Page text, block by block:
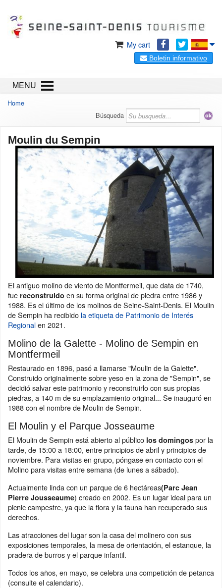
My cart
Boletin informativo
MENU
Home
Búsqueda
Moulin du Sempin
El antiguo molino de viento de Montfermeil, que data de 1740,
fue reconstruido en su forma original de piedra entre 1986 y
1988. Es el último de los molinos de Seine-Saint-Denis. El Moulin
de Sempin ha recibido la etiqueta de Patrimonio de Interés
Regionalen 2021.
Molino de la Galette - Molino de Sempin en
Montfermeil
Restaurado en 1896, pasó a llamarse "Moulin de la Galette".
Construido originalmente sobre yeso en la zona de "Sempin", se
decidió salvar este patrimonio y reconstruirlo con sus propias
piedras, a 140 m de su emplazamiento original... Se inauguró en
1988 con el nombre de Moulin de Sempin.
El Moulin y el Parque Josseaume
El Moulin de Sempin está abierto al público los domingos por la
tarde, de 15:00 a 18:00, entre principios de abril y principios de
noviembre. Para visitas en grupo, póngase en contacto con el
Molino para visitas entre semana (de lunes a sábado).
Actualmente linda con un parque de 6 hectáreas(Parc Jean
Pierre Jousseaume) creado en 2002. Es un lugar ideal para un
picnic campestre, ya que la flora y la fauna han recuperado sus
derechos.
Las atracciones del lugar son la casa del molinero con sus
exposiciones temporales, la mesa de orientación, el estanque, la
pradera de burros y el parque infantil.
Todos los años, en mayo, se celebra una competición de petanca
(consulte el calendario).